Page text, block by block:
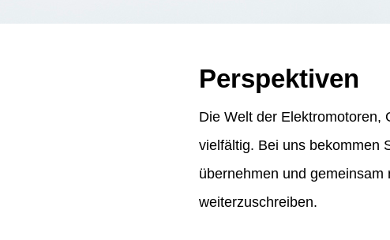
Perspektiven
Die Welt der Elektromotoren,
vielfältig. Bei uns bekommen
übernehmen und
weiterzuschreiben.